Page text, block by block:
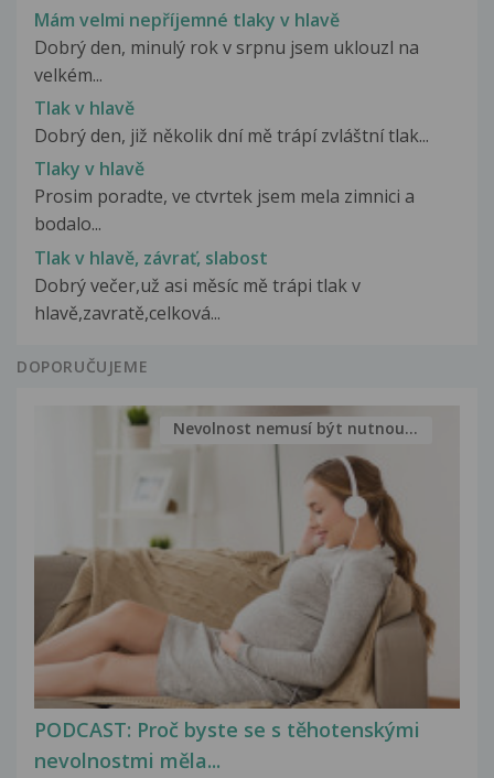
Mám velmi nepříjemné tlaky v hlavě
Dobrý den, minulý rok v srpnu jsem uklouzl na
velkém...
Tlak v hlavě
Dobrý den, již několik dní mě trápí zvláštní tlak...
Tlaky v hlavě
Prosim poradte, ve ctvrtek jsem mela zimnici a
bodalo...
Tlak v hlavě, závrať, slabost
Dobrý večer,už asi měsíc mě trápi tlak v
hlavě,zavratě,celková...
DOPORUČUJEME
PODCAST: Proč byste se s těhotenskými
nevolnostmi měla...
Nevolnost nemusí být nutnou...